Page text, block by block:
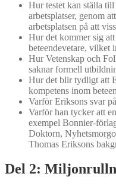
Hur testet kan ställa
arbetsplatser, genom
arbetsplatsen på att
Hur det kommer sig
beteendevetare, vilket
Hur Vetenskap och
saknar formell
Hur det blir tydligt att
kompetens inom
Varför Eriksons svar
Varför han tycker att
exempel Bonnier-
Doktorn,
Thomas Eriksons
Del 2: